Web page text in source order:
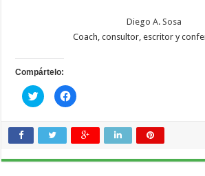
Diego A. Sosa
Coach, consultor, escritor y
Compártelo:
Haz
clic
en
Twitter
(Se
en
Haz
clic
en
Facebook
(Se
en